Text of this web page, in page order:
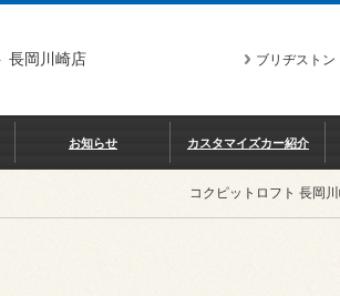
長岡川崎店
ブリヂストン
お知らせ カスタマイズカー紹介
コクピットロフト 長岡